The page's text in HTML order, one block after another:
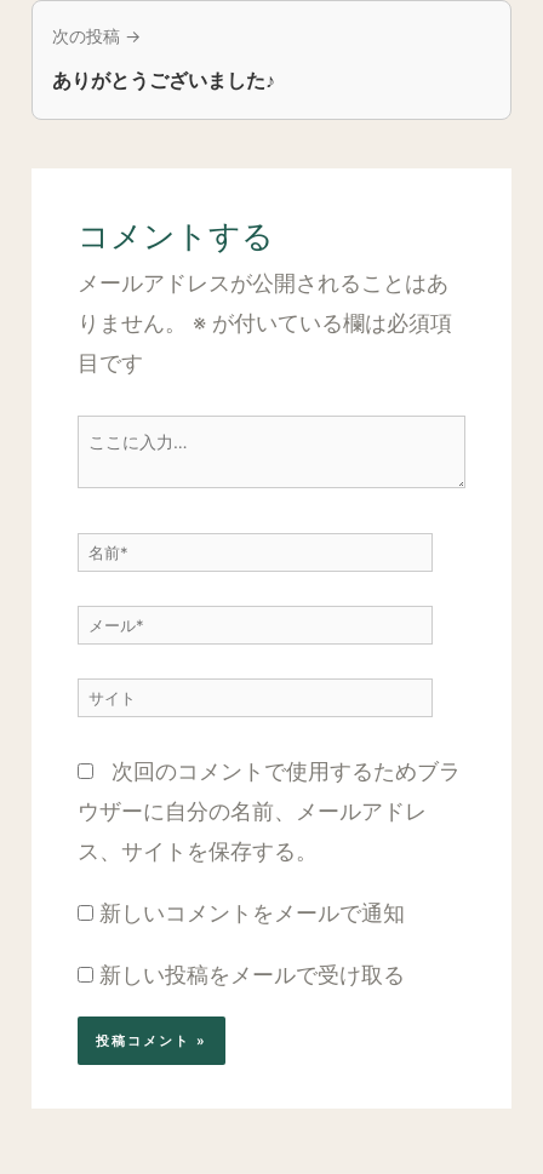
次の投稿 →
ありがとうございました♪
コメントする
メールアドレスが公開されることはあ
りません。
※ が付いている欄は必須項
目です
こ
入
名
メ
ル
サ
ト
次回のコメントで使用するためブラ
ウザーに自分の名前、メールアドレ
ス、サイトを保存する。
新しいコメントをメールで通知
新しい投稿をメールで受け取る